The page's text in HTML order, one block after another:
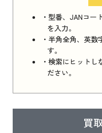
・型番、JANコー
を入力。
・半角全角、英
す。
・検索にヒット
ださい。
買
iPhone 16e シ
ら
iPad 11インチ
はこちら